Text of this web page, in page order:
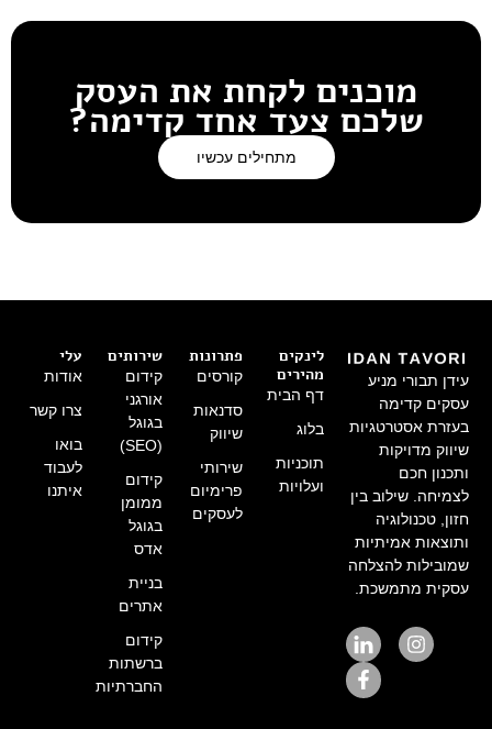
מוכנים לקחת את העסק
שלכם צעד אחד קדימה?
מתחילים עכשיו
עידן תבורי מניע
עסקים קדימה
בעזרת אסטרטגיות
שיווק מדויקות
ותכנון חכם
לצמיחה. שילוב בין
חזון, טכנולוגיה
ותוצאות אמיתיות
שמובילות להצלחה
עסקית מתמשכת.
לינקים
מהירים
דף הבית
בלוג
תוכניות
ועלויות
פתרונות
קורסים
סדנאות
שיווק
שירותי
פרימיום
לעסקים
שירותים
קידום
אורגני
בגוגל
(SEO)
קידום
ממומן
בגוגל
אדס
בניית
אתרים
קידום
ברשתות
החברתיות
עלי
אודות
צרו קשר
בואו
לעבוד
איתנו